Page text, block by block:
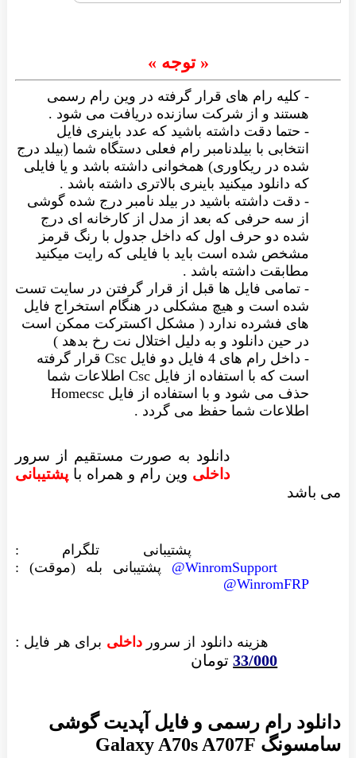
« توجه »
- کلیه رام های قرار گرفته در وین رام رسمی
هستند و از شرکت سازنده دریافت می شود .
- حتما دقت داشته باشید که عدد باینری فایل
انتخابی با بیلدنامبر رام فعلی دستگاه شما (بیلد درج
شده در ریکاوری) همخوانی داشته باشد و یا فایلی
که دانلود میکنید باینری بالاتری داشته باشد .
- دقت داشته باشید در بیلد نامبر درج شده گوشی
از سه حرفی که بعد از مدل از کارخانه ای درج
شده دو حرف اول که داخل جدول با رنگ قرمز
مشخص شده است باید با فایلی که رایت میکنید
مطابقت داشته باشد .
- تمامی فایل ها قبل از قرار گرفتن در سایت تست
شده است و هیچ مشکلی در هنگام استخراج فایل
های فشرده ندارد ( مشکل اکسترکت ممکن است
در حین دانلود و به دلیل اختلال نت رخ بدهد )
- داخل رام های 4 فایل دو فایل Csc قرار گرفته
است که با استفاده از فایل Csc اطلاعات شما
حذف می شود و با استفاده از فایل Homecsc
اطلاعات شما حفظ می گردد .
دانلود به صورت مستقیم از سرور
داخلی وین رام و همراه باپشتیبانی
می باشد
پشتیبانی تلگرام :
WinromSupport@
پشتیبانی بله (موقت) :
WinromFRP@
هزینه دانلود از سرورداخلی برای هر فایل :
33/000تومان
دانلود رام رسمی و فایل آپدیت گوشی
سامسونگ Galaxy A70s A707F